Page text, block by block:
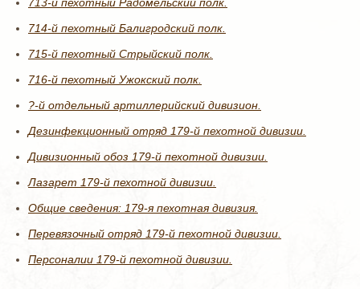
714-й пехотный Балигродский полк.
715-й пехотный Стрыйский полк.
716-й пехотный Ужокский полк.
?-й отдельный артиллерийский дивизион.
Дезинфекционный отряд 179-й пехотной дивизии.
Дивизионный обоз 179-й пехотной дивизии.
Лазарет 179-й пехотной дивизии.
Общие сведения: 179-я пехотная дивизия.
Перевязочный отряд 179-й пехотной дивизии.
Персоналии 179-й пехотной дивизии.